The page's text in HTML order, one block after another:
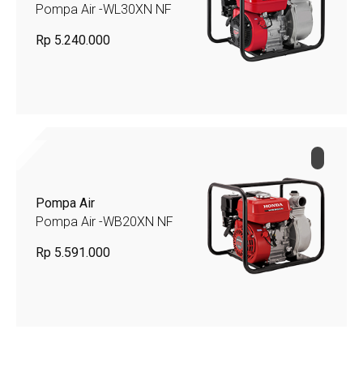
Pompa Air -WL30XN NF
Rp 5.240.000
Pompa Air
Pompa Air -WB20XN NF
Rp 5.591.000